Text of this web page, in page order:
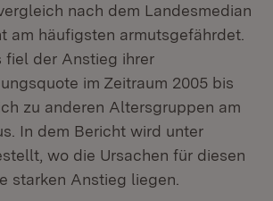
nach dem Landesmedian
am häufigsten armutsgefährdet.
fiel der Anstieg ihrer
im Zeitraum 2005 bis
zu anderen Altersgruppen am
In dem Bericht wird unter
wo die Ursachen für diesen
starken Anstieg liegen.